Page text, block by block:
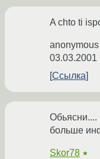
A chto ti
anonymous
03.03.2001
Ссылка
Обьясни....
больше
Skor78 ★